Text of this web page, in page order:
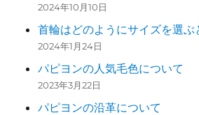
2024年10月10日
首輪はどのようにサイズを選ぶ
2024年1月24日
パピヨンの人気毛色について
2023年3月22日
パピヨンの沿革について